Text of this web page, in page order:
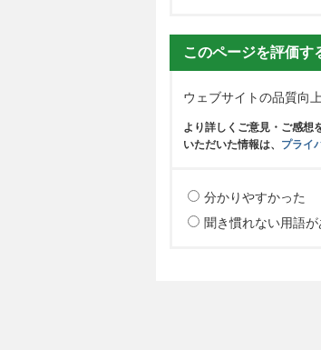
このページを評価す
ウェブサイトの品質向
より詳しくご意見・ご感想
いただいた情報は、 プライ
分かりやすかった
聞き慣れない用語が